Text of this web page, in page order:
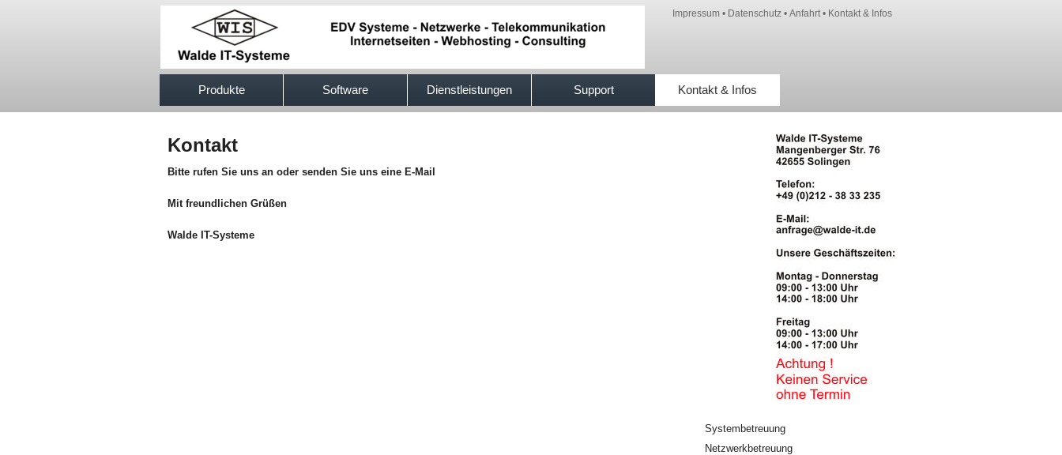
Impressum • Datenschutz • Anfahrt• Kontakt & Infos
Produkte Software Dienstleistungen Support Kontakt & Infos
Kontakt
Bitte rufen Sie uns an oder senden Sie uns eine E-Mail
Mit freundlichen Grüßen
Walde IT-Systeme
Systembetreuung
Netzwerkbetreuung